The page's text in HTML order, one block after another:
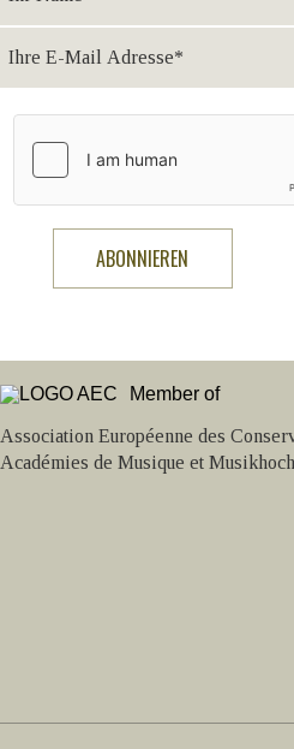
Member of
Association Européenne des
Académies de Musique et